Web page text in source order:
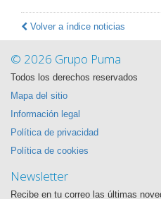
Volver a índice noticias
© 2026 Grupo Puma
Todos los derechos reservados
Mapa del sitio
Información legal
Política de privacidad
Política de cookies
Newsletter
Recibe en tu correo las últimas